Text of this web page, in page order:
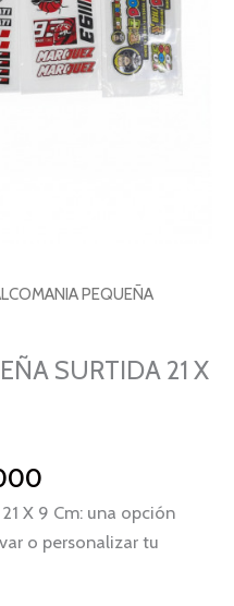
PEQUEÑA
SURTIDA 21 X
X 9 Cm: una opción
o personalizar tu